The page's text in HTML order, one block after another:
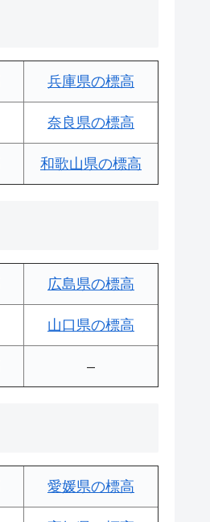
兵庫県の標高
奈良県の標高
和歌山県の標高
広島県の標高
山口県の標高
–
愛媛県の標高